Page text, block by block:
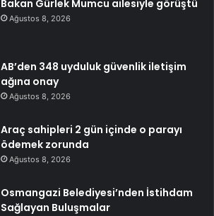
Bakan Gürlek Mumcu ailesiyle görüştü
Ağustos 8, 2026
AB’den 348 uyduluk güvenlik iletişim
ağına onay
Ağustos 8, 2026
Araç sahipleri 2 gün içinde o parayı
ödemek zorunda
Ağustos 8, 2026
Osmangazi Belediyesi’nden İstihdam
Sağlayan Buluşmalar